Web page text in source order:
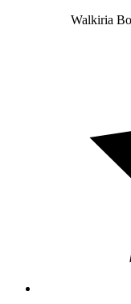
Walkiria